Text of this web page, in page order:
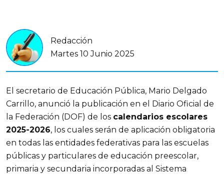
Redacción
Martes 10 Junio 2025
El secretario de Educación Pública, Mario Delgado
Carrillo, anunció la publicación en el Diario Oficial de
la Federación (DOF) de los calendarios escolares
2025-2026, los cuales serán de aplicación obligatoria
en todas las entidades federativas para las escuelas
públicas y particulares de educación preescolar,
primaria y secundaria incorporadas al Sistema